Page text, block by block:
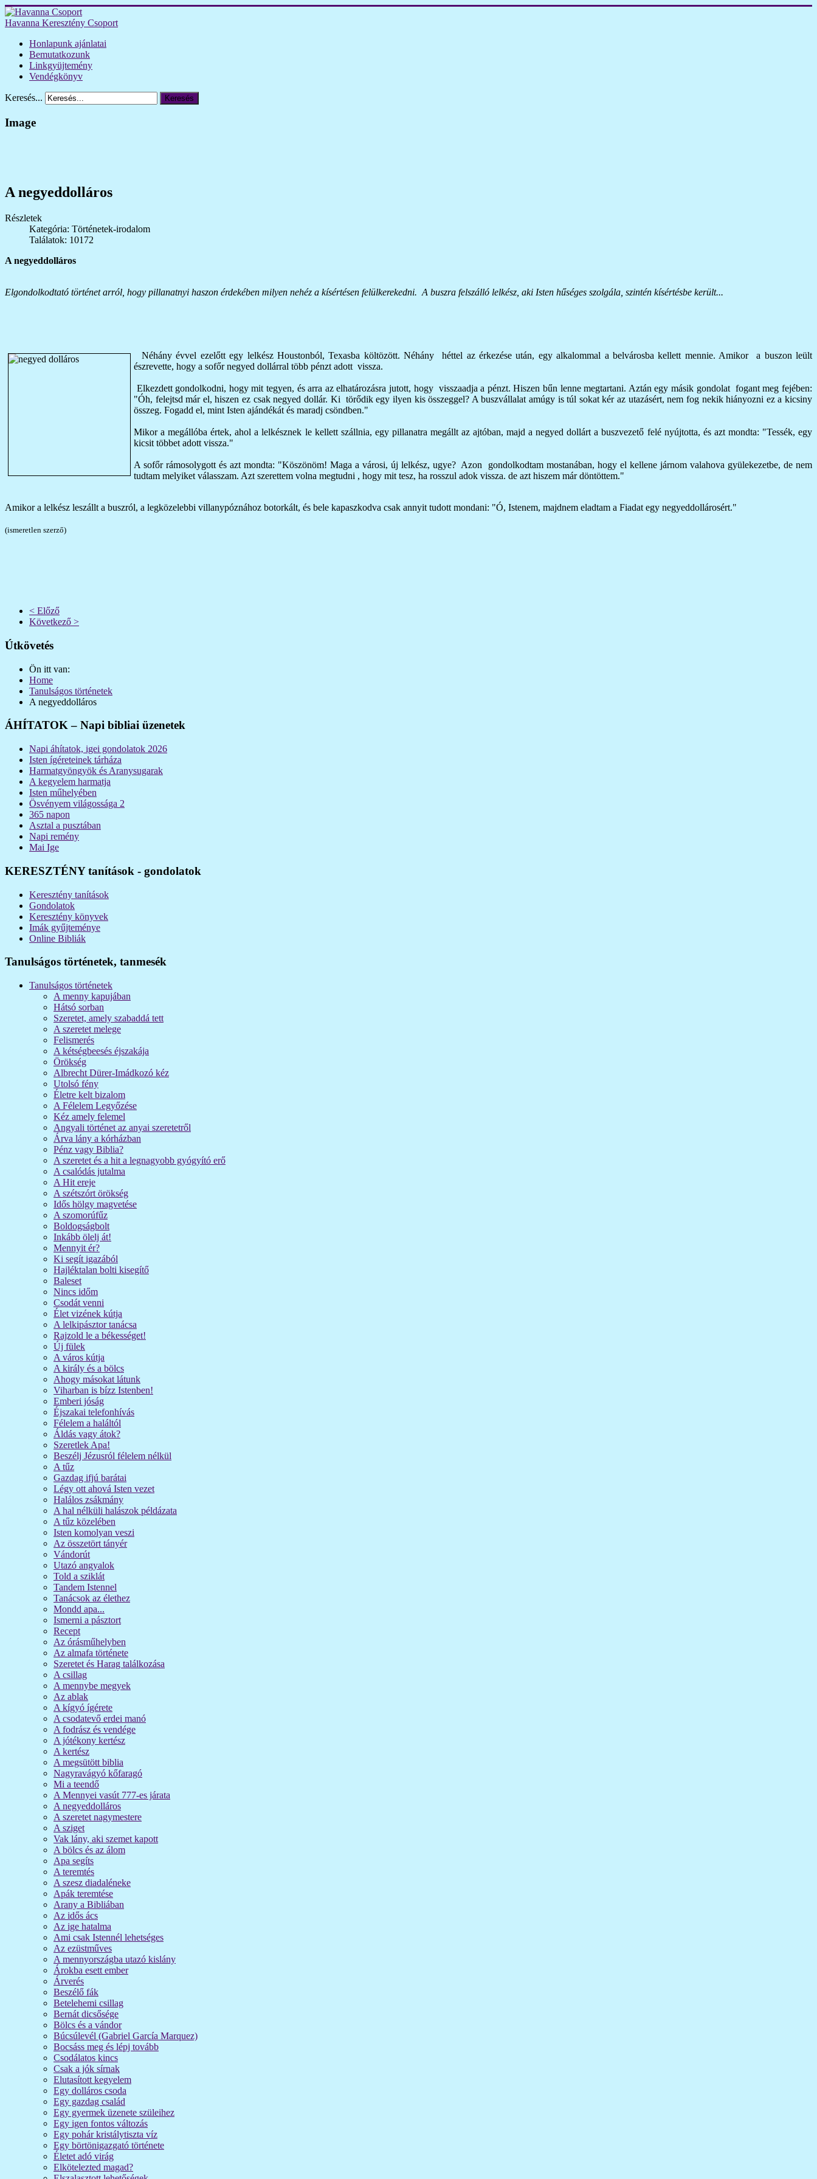
Havanna Keresztény Csoport
Honlapunk ajánlatai
Bemutatkozunk
Linkgyüjtemény
Vendégkönyv
Keresés... Keresés
Image
A negyeddolláros
Részletek
Kategória: Történetek-irodalom
Találatok: 10172
A negyeddolláros
Elgondolkodtató történet arról, hogy pillanatnyi haszon érdekében milyen nehéz a kísértésen felülkerekedni. A buszra felszálló lelkész, aki Isten hűséges szolgála, szintén kísértésbe került...
Néhány évvel ezelőtt egy lelkész Houstonból, Texasba költözött. Néhány héttel az érkezése után, egy alkalommal a belvárosba kellett mennie. Amikor a buszon leült
észrevette, hogy a sofőr negyed dollárral több pénzt adott vissza.
Elkezdett gondolkodni, hogy mit tegyen, és arra az elhatározásra jutott, hogy visszaadja a pénzt. Hiszen bűn lenne megtartani. Aztán egy másik gondolat fogant meg fejében:
"Óh, felejtsd már el, hiszen ez csak negyed dollár. Ki törődik egy ilyen kis összeggel? A buszvállalat amúgy is túl sokat kér az utazásért, nem fog nekik hiányozni ez a kicsiny
összeg. Fogadd el, mint Isten ajándékát és maradj csöndben."
Mikor a megállóba értek, ahol a lelkésznek le kellett szállnia, egy pillanatra megállt az ajtóban, majd a negyed dollárt a buszvezető felé nyújtotta, és azt mondta: "Tessék, egy
kicsit többet adott vissza."
A sofőr rámosolygott és azt mondta: "Köszönöm! Maga a városi, új lelkész, ugye? Azon gondolkodtam mostanában, hogy el kellene járnom valahova gyülekezetbe, de nem
tudtam melyiket válasszam. Azt szerettem volna megtudni , hogy mit tesz, ha rosszul adok vissza. de azt hiszem már döntöttem."
Amikor a lelkész leszállt a buszról, a legközelebbi villanypóznához botorkált, és bele kapaszkodva csak annyit tudott mondani: "Ó, Istenem, majdnem eladtam a Fiadat egy negyeddollárosért."
(ismeretlen szerző)
< Előző
Következő >
Útkövetés
Ön itt van:
Home
Tanulságos történetek
A negyeddolláros
ÁHÍTATOK – Napi bibliai üzenetek
Napi áhítatok, igei gondolatok 2026
Isten ígéreteinek tárháza
Harmatgyöngyök és Aranysugarak
A kegyelem harmatja
Isten műhelyében
Ösvényem világossága 2
365 napon
Asztal a pusztában
Napi remény
Mai Ige
KERESZTÉNY tanítások - gondolatok
Keresztény tanítások
Gondolatok
Keresztény könyvek
Imák gyűjteménye
Online Bibliák
Tanulságos történetek, tanmesék
Tanulságos történetek
A menny kapujában
Hátsó sorban
Szeretet, amely szabaddá tett
A szeretet melege
Felismerés
A kétségbeesés éjszakája
Örökség
Albrecht Dürer-Imádkozó kéz
Utolsó fény
Életre kelt bizalom
A Félelem Legyőzése
Kéz amely felemel
Angyali történet az anyai szeretetről
Árva lány a kórházban
Pénz vagy Biblia?
A szeretet és a hit a legnagyobb gyógyító erő
A csalódás jutalma
A Hit ereje
A szétszórt örökség
Idős hölgy magvetése
A szomorúfűz
Boldogságbolt
Inkább ölelj át!
Mennyit ér?
Ki segít igazából
Hajléktalan bolti kisegítő
Baleset
Nincs időm
Csodát venni
Élet vizének kútja
A lelkipásztor tanácsa
Rajzold le a békességet!
Új fülek
A város kútja
A király és a bölcs
Ahogy másokat látunk
Viharban is bízz Istenben!
Emberi jóság
Éjszakai telefonhívás
Félelem a haláltól
Áldás vagy átok?
Szeretlek Apa!
Beszélj Jézusról félelem nélkül
A tűz
Gazdag ifjú barátai
Légy ott ahová Isten vezet
Halálos zsákmány
A hal nélküli halászok példázata
A tűz közelében
Isten komolyan veszi
Az összetört tányér
Vándorút
Utazó angyalok
Told a sziklát
Tandem Istennel
Tanácsok az élethez
Mondd apa...
Ismerni a pásztort
Recept
Az órásműhelyben
Az almafa története
Szeretet és Harag találkozása
A csillag
A mennybe megyek
Az ablak
A kígyó ígérete
A csodatevő erdei manó
A fodrász és vendége
A jótékony kertész
A kertész
A megsütött biblia
Nagyravágyó kőfaragó
Mi a teendő
A Mennyei vasút 777-es járata
A negyeddolláros
A szeretet nagymestere
A sziget
Vak lány, aki szemet kapott
A bölcs és az álom
Apa segíts
A teremtés
A szesz diadaléneke
Apák teremtése
Arany a Bibliában
Az idős ács
Az ige hatalma
Ami csak Istennél lehetséges
Az ezüstműves
A mennyországba utazó kislány
Árokba esett ember
Árverés
Beszélő fák
Betelehemi csillag
Bernát dicsősége
Bölcs és a vándor
Búcsúlevél (Gabriel García Marquez)
Bocsáss meg és lépj tovább
Csodálatos kincs
Csak a jók sírnak
Elutasított kegyelem
Egy dolláros csoda
Egy gazdag család
Egy gyermek üzenete szüleihez
Egy igen fontos változás
Egy pohár kristálytiszta víz
Egy börtönigazgató története
Életet adó virág
Elkötelezted magad?